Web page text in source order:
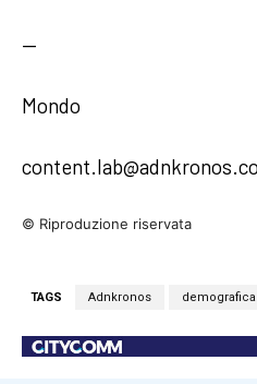
—
Mondo
© Riproduzione riservata
TAGS Adnkronos demografica